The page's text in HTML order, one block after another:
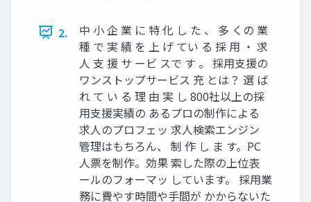
2.
中 小 企 業 に 特 化 し た 、 多 くの 業
種 で 実 績 を 上 げ てい る 採 用 ・ 求
人 支 援 サ ービ スで す 。 採用支援の
ワンストップサービス 充 とは？ 選 ば
れ て い る 理 由 実 し 800社以上の採
用支援実績の あるプロの制作による
求人のプロフェッ 求人検索エンジン
管理はもちろん、 制 作 し ま す。PC
人票を制作。効果 索した際の上位表
ールのフォーマッ しています。 採用業
務に費やす時間や手間が かからないた